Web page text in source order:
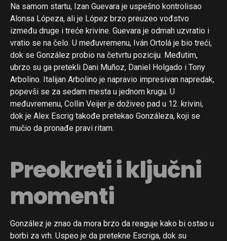
Na samom startu, Izan Guevara je uspešno kontrolisao
Alonsa Lópeza, ali je López brzo preuzeo vođstvo
između druge i treće krivine. Guevara je odmah uzvratio i
vratio se na čelo. U međuvremenu, Iván Ortolá je bio treći,
dok se González probio na četvrtu poziciju. Međutim,
ubrzo su ga pretekli Dani Muñoz, Daniel Holgado i Tony
Arbolino. Italijan Arbolino je napravio impresivan napredak,
popevši se za sedam mesta u jednom krugu. U
međuvremenu, Collin Veijer je doživeo pad u 12. krivini,
dok je Alex Escrig takođe pretekao Gonzáleza, koji se
mučio da pronađe pravi ritam.
Preokreti i ključni
momenti
González je znao da mora brzo da reaguje kako bi ostao u
borbi za vrh. Uspeo je da pretekne Escriga, dok su